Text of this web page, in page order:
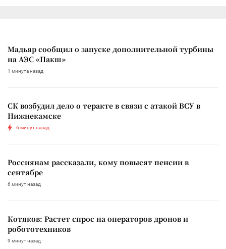
Мадьяр сообщил о запуске дополнительной турбины
на АЭС «Пакш»
1 минута назад
СК возбудил дело о теракте в связи с атакой ВСУ в
Нижнекамске
6 минут назад
Россиянам рассказали, кому повысят пенсии в
сентябре
6 минут назад
Котяков: Растет спрос на операторов дронов и
робототехников
9 минут назад